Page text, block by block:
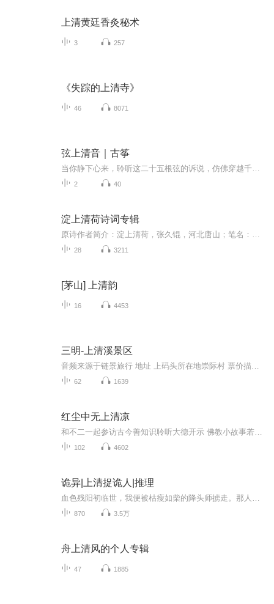
上清黄廷香灸秘术
3 257
《失踪的上清寺》
46 8071
弦上清音｜古筝
2 40
淀上清荷诗词专辑
28 3211
[茅山] 上清韵
16 4453
三明-上清溪景区
62 1639
红尘中无上清凉
102 4602
诡异|上清捉诡人|推理
870 3.5万
舟上清风的个人专辑
47 1885